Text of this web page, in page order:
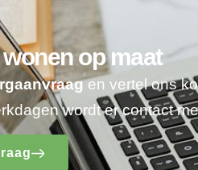
op maat
en vertel ons
wordt er contact